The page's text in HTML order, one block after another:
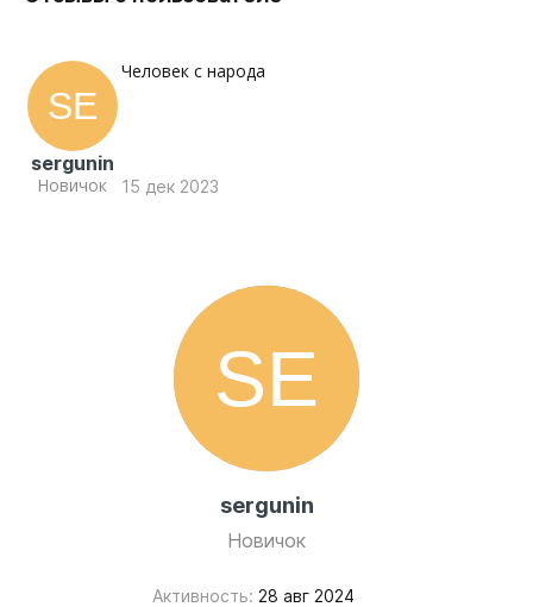
sergunin
Новичок
Активность: 28 авг 2024
sergunin
Новичок
Человек с народа
15 дек 2023